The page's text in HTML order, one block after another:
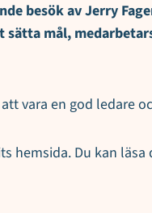
besök av Jerry
mål,
vara en god ledare
Du kan